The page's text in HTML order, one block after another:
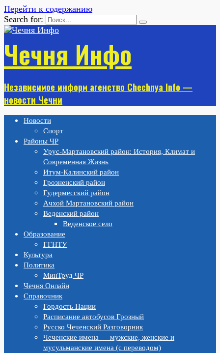
Перейти к содержанию
Search for:
Чечня Инфо
Независимое информ агенство Chechnya Info —
новости Чечни
Новости
Спорт
Районы ЧР
Урус-Мартановский район: История, Климат и
Современная Жизнь
Итум-Калинский район
Грозненский район
Гудермесский район
Ачхой Мартановский район
Веденский район
Веденское село
Образование
ГГНТУ
Культура
Политика
МинТруд ЧР
Чечня Онлайн
Справочник
Гордость Нации
Расписание автобусов Грозный
Русско Чеченский Разговорник
Чеченские имена — мужские, женские и
мусульманские имена (с переводом)